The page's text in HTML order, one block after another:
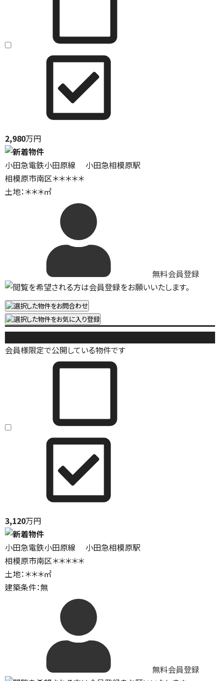
2,980万円
小田急電鉄小田原線 小田急相模原駅
相模原市南区＊＊＊＊＊
土地：＊＊＊㎡
無料会員登録
会員様限定で公開している物件です
3,120万円
小田急電鉄小田原線 小田急相模原駅
相模原市南区＊＊＊＊＊
土地：＊＊＊㎡
建築条件：無
無料会員登録